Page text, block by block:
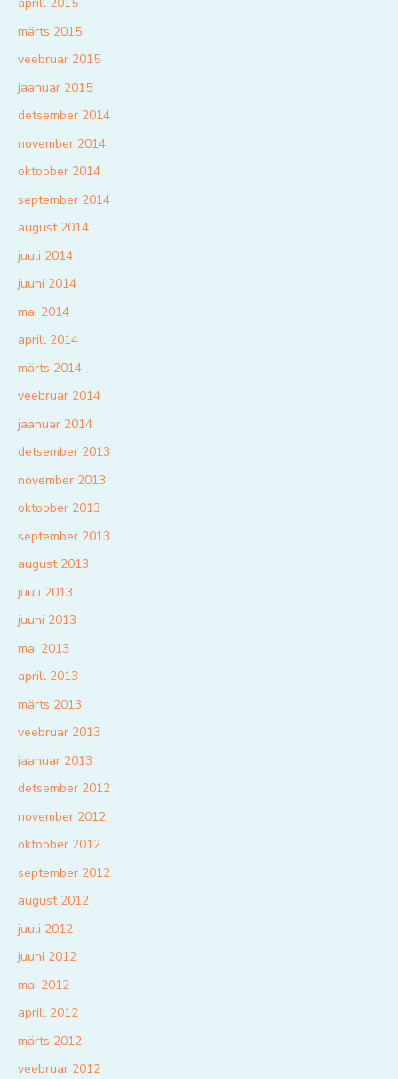
aprill 2015
märts 2015
veebruar 2015
jaanuar 2015
detsember 2014
november 2014
oktoober 2014
september 2014
august 2014
juuli 2014
juuni 2014
mai 2014
aprill 2014
märts 2014
veebruar 2014
jaanuar 2014
detsember 2013
november 2013
oktoober 2013
september 2013
august 2013
juuli 2013
juuni 2013
mai 2013
aprill 2013
märts 2013
veebruar 2013
jaanuar 2013
detsember 2012
november 2012
oktoober 2012
september 2012
august 2012
juuli 2012
juuni 2012
mai 2012
aprill 2012
märts 2012
veebruar 2012